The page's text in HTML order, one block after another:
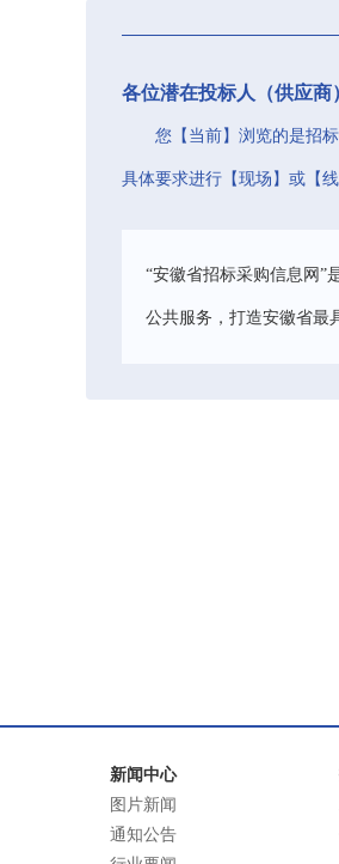
各位潜在投标人（供应商
您【当前】浏览的是招
具体要求进行【现场】或【
“安徽省招标采购信息网”
公共服务，打造安徽省最
新闻中心
图片新闻
通知公告